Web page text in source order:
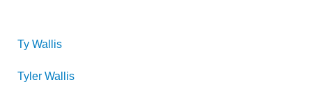
Ty Wallis
Tyler Wallis